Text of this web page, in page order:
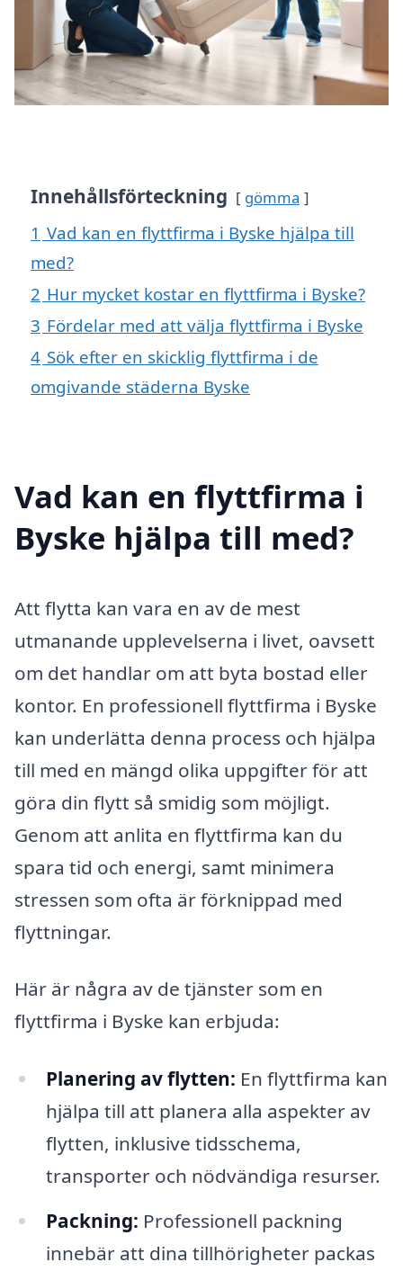
Innehållsförteckning gömma
1 Vad kan en flyttfirma i Byske hjälpa till
med?
2 Hur mycket kostar en flyttfirma i Byske?
3 Fördelar med att välja flyttfirma i Byske
4 Sök efter en skicklig flyttfirma i de
omgivande städerna Byske
Vad kan en flyttfirma i
Byske hjälpa till med?
Att flytta kan vara en av de mest
utmanande upplevelserna i livet, oavsett
om det handlar om att byta bostad eller
kontor. En professionell flyttfirma i Byske
kan underlätta denna process och hjälpa
till med en mängd olika uppgifter för att
göra din flytt så smidig som möjligt.
Genom att anlita en flyttfirma kan du
spara tid och energi, samt minimera
stressen som ofta är förknippad med
flyttningar.
Här är några av de tjänster som en
flyttfirma i Byske kan erbjuda:
Planering av flytten: En flyttfirma kan
hjälpa till att planera alla aspekter av
flytten, inklusive tidsschema,
transporter och nödvändiga resurser.
Packning: Professionell packning
innebär att dina tillhörigheter packas